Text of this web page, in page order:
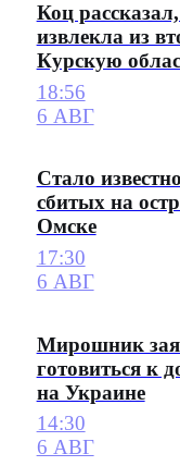
Коц
извлекла из
Курскую
18:56
6 АВГ
Стало
сбитых на
Омске
17:30
6 АВГ
Мирошник
готовиться к
на Украине
14:30
6 АВГ